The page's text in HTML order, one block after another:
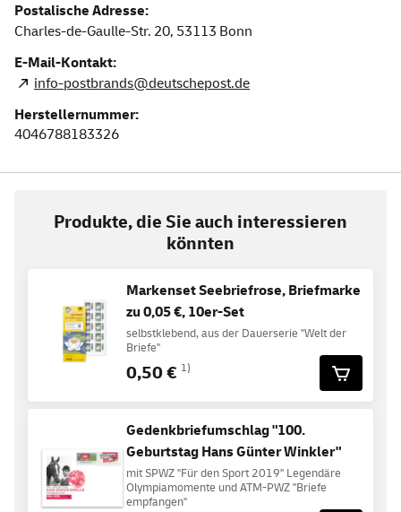
Postalische Adresse:
Charles-de-Gaulle-Str. 20, 53113 Bonn
E-Mail-Kontakt:
info-postbrands@deutschepost.de
Herstellernummer:
4046788183326
Produkte, die Sie auch interessieren
könnten
Markenset Seebriefrose, Briefmarke
zu 0,05 €, 10er-Set
selbstklebend, aus der Dauerserie "Welt der
Briefe"
0,50 € 1)
Gedenkbriefumschlag "100.
Geburtstag Hans Günter Winkler"
mit SPWZ "Für den Sport 2019" Legendäre
Olympiamomente und ATM-PWZ "Briefe
empfangen"